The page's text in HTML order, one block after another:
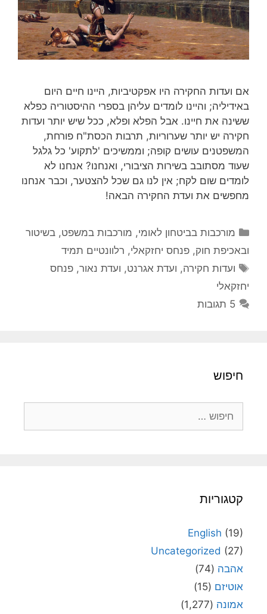
אם ועדות החקירה היו אפקטיביות, היינו חיים היום
באידיליה; והיינו לומדים עליהן בספרי ההיסטוריה כפלא
ששינה את חיינו. אבל הפלא ופלא, ככל שיש יותר ועדות
חקירה יש יותר שערוריות, תרבות הכסת"ח פורחת,
המשפטנים עושים קופה; וממשיכים 'לתקוע' כל גלגל
שעוד מסתובב בשירות הציבורי, ואנחנו? אנחנו לא
לומדים שום לקח; אין לנו גם שכל להצטער, וכבר אנחנו
מחפשים את ועדת החקירה הבאה!
קטגוריות
מורכבות בביטחון לאומי, מורכבות במשפט, בשיטור
ובאכיפת חוק, פנחס יחזקאלי, רלוונטיים תמיד
תגיות
ועדות חקירה, ועדת אגרנט, ועדת נאור,פנחס
יחזקאלי
5 תגובות
חיפוש
קטגוריות
English (19)
Uncategorized (27)
אהבה (74)
אוטיזם (15)
אמונה (1,277)